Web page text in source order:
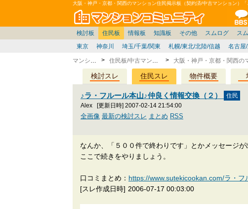
大阪・神戸・京都・関西のマンション住民掲示板（契約済/中古マンション）
マンションコ
検討板
東京23区 東京市部 神奈川/横浜 千葉 埼玉 茨城 札
住民板
東京
神奈川 埼玉/千葉/関東 札幌/東北/北陸/信越 名古屋
情報板
価格表 スムログ出張所 暮らしやすさ評価 見学記
知識板
住宅ローン デベ/ゼネコン マンション雑談 マンション質
その他
雑談 賃貸 移住相談 リゾート 広告 バトル 家具
スムログ
お便り返し 座談会/対談 ブロガーの本音 マンション管理
ス
関東 中部 近畿 北海道 東北 中国 九州 その他
東京都 神奈川県 千葉県 埼玉県 愛知県 大阪府 兵
注文住宅 建売住宅 戸建質問 住宅設備
マンション 住民板/中古マンション
検討スレ 住民スレ 物件概要
♪ラ・フルール本山♪仲良く情報交換（２）
Alex [更新日時] 2007-02-14 21:54:00
全画像 最新の検討スレ まとめ RSS
なんか、「５００件で終わりです」とかメッセージ
ここで続きをやりましょう。
口コミまとめ： https://www.sutekicookan.com/ラ・フ
[スレ作成日時] 2006-07-17 00:03:00